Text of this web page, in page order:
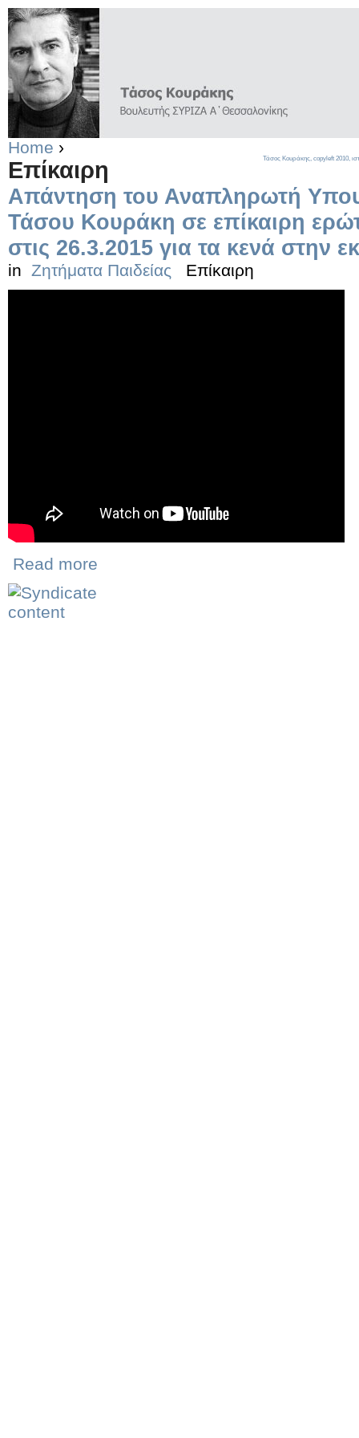
Home ›
Επίκαιρη
Απάντηση του Αναπληρωτή
Τάσου Κουράκη σε επίκαιρη
στις 26.3.2015 για τα κενά στην
in Ζητήματα Παιδείας Επίκαιρη
Read more
Τάσος Κουράκης, copyleft 2010,